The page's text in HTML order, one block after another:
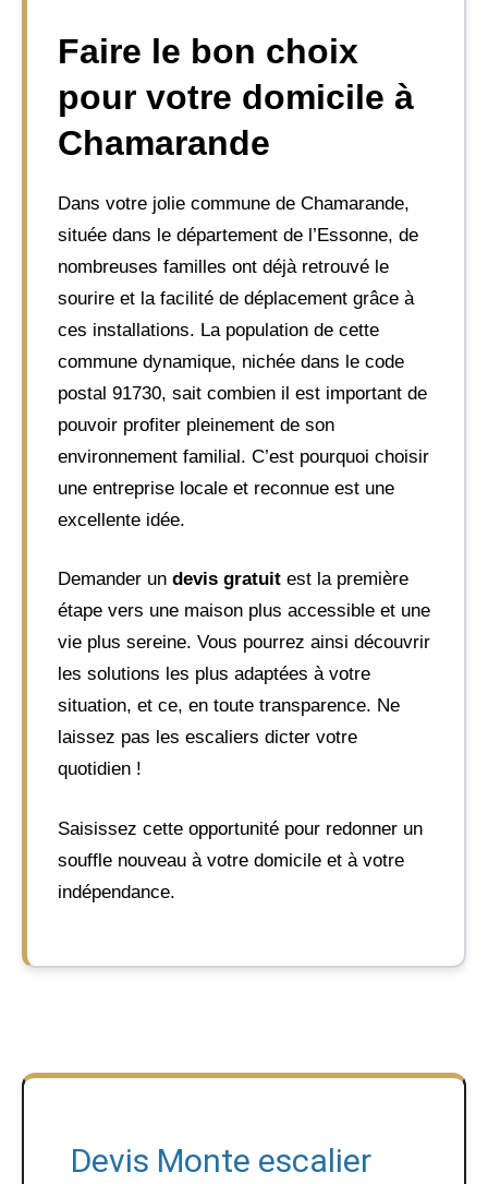
Faire le bon choix
pour votre domicile à
Chamarande
Dans votre jolie commune de Chamarande,
située dans le département de l’Essonne, de
nombreuses familles ont déjà retrouvé le
sourire et la facilité de déplacement grâce à
ces installations. La population de cette
commune dynamique, nichée dans le code
postal 91730, sait combien il est important de
pouvoir profiter pleinement de son
environnement familial. C’est pourquoi choisir
une entreprise locale et reconnue est une
excellente idée.
Demander un devis gratuit est la première
étape vers une maison plus accessible et une
vie plus sereine. Vous pourrez ainsi découvrir
les solutions les plus adaptées à votre
situation, et ce, en toute transparence. Ne
laissez pas les escaliers dicter votre
quotidien !
Saisissez cette opportunité pour redonner un
souffle nouveau à votre domicile et à votre
indépendance.
Devis Monte escalier